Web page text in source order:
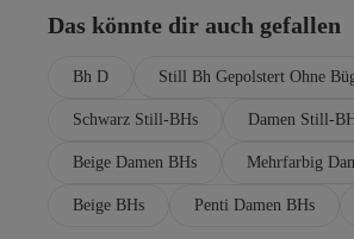
Das könnte dir auch gefallen
Bh D Still Bh Gepolstert Ohne
Schwarz Still-BHs Damen Still-
Beige Damen BHs Mehrfarbig
Beige BHs Penti Damen BHs